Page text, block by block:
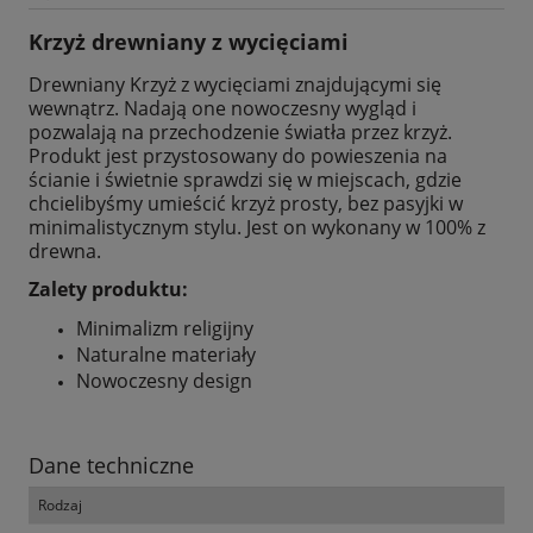
Krzyż drewniany z wycięciami
Drewniany Krzyż z wycięciami znajdującymi się
wewnątrz. Nadają one nowoczesny wygląd i
pozwalają na przechodzenie światła przez krzyż.
Produkt jest przystosowany do powieszenia na
ścianie i świetnie sprawdzi się w miejscach, gdzie
chcielibyśmy umieścić krzyż prosty, bez pasyjki w
minimalistycznym stylu. Jest on wykonany w 100% z
drewna.
Zalety produktu:
Minimalizm religijny
Naturalne materiały
Nowoczesny design
Dane techniczne
Rodzaj